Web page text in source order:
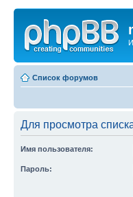
Список форумов
Для просмотра
Имя пользователя:
Пароль: